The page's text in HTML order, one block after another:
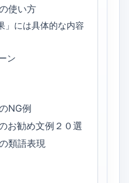
使い方
」には具体的な内容
ン
NG例
お勧め文例２０選
類語表現